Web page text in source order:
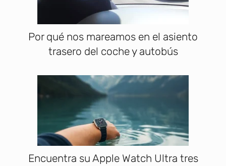
Por qué nos mareamos en el asiento
trasero del coche y autobús
Encuentra su Apple Watch Ultra tres